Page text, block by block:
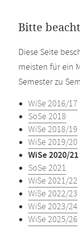
Bitte
Diese Seite
meisten für ein
Semester zu
WiSe 2016/17
SoSe 2018
WiSe 2018/19
WiSe 2019/20
WiSe 2020/21
SoSe 2021
WiSe 2021/22
WiSe 2022/23
WiSe 2023/24
WiSe 2025/26